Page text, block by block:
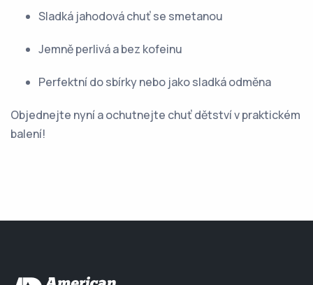
Sladká jahodová chuť se smetanou
Jemně perlivá a bez kofeinu
Perfektní do sbírky nebo jako sladká odměna
Objednejte nyní a ochutnejte chuť dětství v praktickém
balení!